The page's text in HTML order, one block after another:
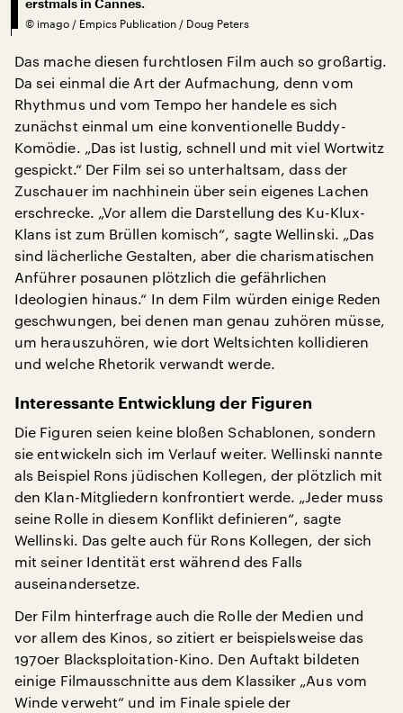
erstmals in Cannes.
© imago / Empics Publication / Doug Peters
Das mache diesen furchtlosen Film auch so großartig.
Da sei einmal die Art der Aufmachung, denn vom
Rhythmus und vom Tempo her handele es sich
zunächst einmal um eine konventionelle Buddy-
Komödie. „Das ist lustig, schnell und mit viel Wortwitz
gespickt.“ Der Film sei so unterhaltsam, dass der
Zuschauer im nachhinein über sein eigenes Lachen
erschrecke. „Vor allem die Darstellung des Ku-Klux-
Klans ist zum Brüllen komisch“, sagte Wellinski. „Das
sind lächerliche Gestalten, aber die charismatischen
Anführer posaunen plötzlich die gefährlichen
Ideologien hinaus.“ In dem Film würden einige Reden
geschwungen, bei denen man genau zuhören müsse,
um herauszuhören, wie dort Weltsichten kollidieren
und welche Rhetorik verwandt werde.
Interessante Entwicklung der Figuren
Die Figuren seien keine bloßen Schablonen, sondern
sie entwickeln sich im Verlauf weiter. Wellinski nannte
als Beispiel Rons jüdischen Kollegen, der plötzlich mit
den Klan-Mitgliedern konfrontiert werde. „Jeder muss
seine Rolle in diesem Konflikt definieren“, sagte
Wellinski. Das gelte auch für Rons Kollegen, der sich
mit seiner Identität erst während des Falls
auseinandersetze.
Der Film hinterfrage auch die Rolle der Medien und
vor allem des Kinos, so zitiert er beispielsweise das
1970er Blacksploitation-Kino. Den Auftakt bildeten
einige Filmausschnitte aus dem Klassiker „Aus vom
Winde verweht“ und im Finale spiele der